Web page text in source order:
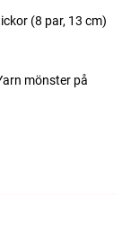
(8 par, 13 cm)
mönster på